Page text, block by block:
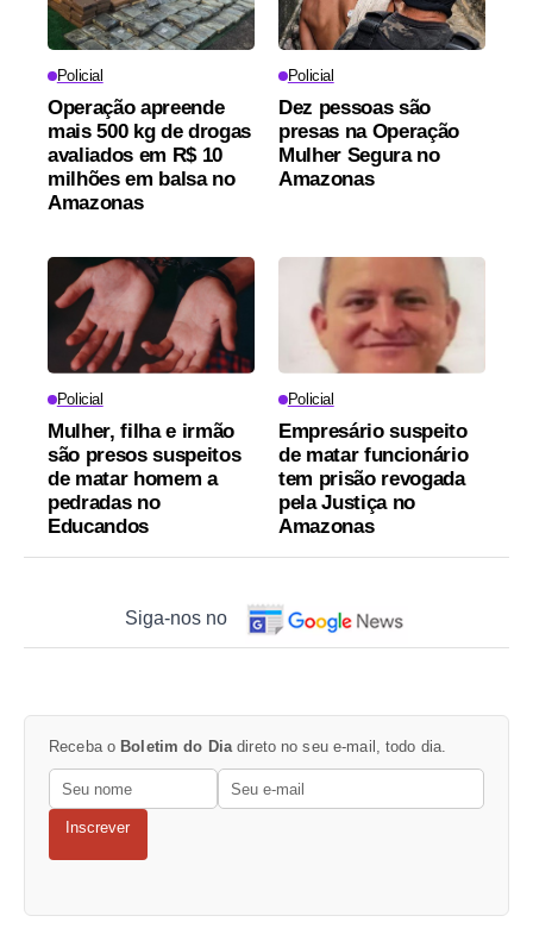
Policial
Operação apreende
mais 500 kg de drogas
avaliados em R$ 10
milhões em balsa no
Amazonas
Policial
Dez pessoas são
presas na Operação
Mulher Segura no
Amazonas
Policial
Mulher, filha e irmão
são presos suspeitos
de matar homem a
pedradas no
Educandos
Policial
Empresário suspeito
de matar funcionário
tem prisão revogada
pela Justiça no
Amazonas
Siga-nos no
Receba o Boletim do Dia direto no seu e-mail, todo dia.
Inscrever